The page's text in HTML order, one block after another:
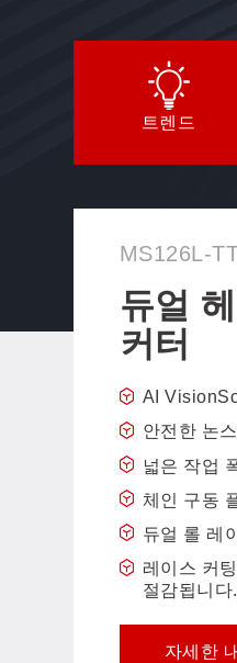
트렌드
MS126L-
듀얼
커터
AI
안전한 논
넓은 작업
체인 구동
듀얼 롤 레
레이스 커
절감됩니다.
자세한